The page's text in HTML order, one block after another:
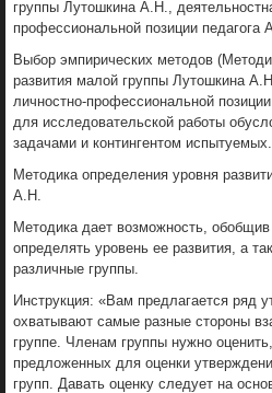
группы Лутошкина А.Н.,
профессиональной позиции педагога
Выбор эмпирических методов
развития малой группы Лутошкина
личностно-профессиональной
для исследовательской работы
задачами и контингентом испытуемых.
Методика определения уровня
А.Н.
Методика дает возможность,
определять уровень ее развития, а
различные группы.
Инструкция: «Вам предлагается ряд
охватывают самые разные стороны
группе. Членам группы нужно
предложенных для оценки
групп. Давать оценку следует на